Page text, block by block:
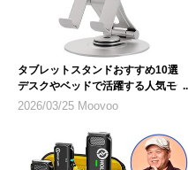
タブレットスタンドおすすめ10選
デスクやベッドで活躍する人気モデ
ル
2026/03/25 Moovoo